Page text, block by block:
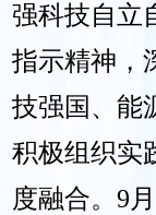
强科技自立
指示精神，
技强国、能
积极组织实
度融合。9